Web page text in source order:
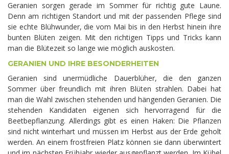
Geranien sorgen gerade im Sommer für richtig gute Laune.
Denn am richtigen Standort und mit der passenden Pflege sind
sie echte Blühwunder, die vom Mai bis in den Herbst hinein ihre
bunten Blüten zeigen. Mit den richtigen Tipps und Tricks kann
man die Blütezeit so lange wie möglich auskosten.
GERANIEN UND IHRE BESONDERHEITEN
Geranien sind unermüdliche Dauerblüher, die den ganzen
Sommer über freundlich mit ihren Blüten strahlen. Dabei hat
man die Wahl zwischen stehenden und hängenden Geranien. Die
stehenden Kandidaten eigenen sich hervorragend für die
Beetbepflanzung. Allerdings gibt es einen Haken: Die Pflanzen
sind nicht winterhart und müssen im Herbst aus der Erde geholt
werden. An einem frostfreien Platz können sie dann überwintert